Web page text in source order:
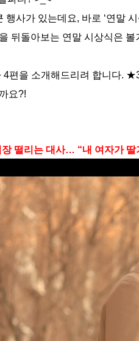
행사가 있는데요, 바로 ‘연말 시
뒤돌아보는 연말 시상식은
4편을 소개해드리려 합니다.
요?!
떨리는 대사… “내 여자가